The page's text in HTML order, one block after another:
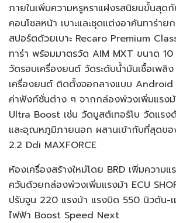
ภายในเพิ่มความหรูหราแฝงรสนิยมขั้นสุด
คอนโซลหน้า เบาะและชุดแต่งอาคันทาร่าย
สปอร์ตด้วยเบาะ Recaro Premium
ทาร่า พร้อมมาตรวัด AIM MXT ขนาด 10
วัดรอบเครื่องยนต์ วัดระดับน้ำมันเชื้อเพลิ
เครื่องยนต์ ติดตั้งจอกลางแบบ Android
ค่าฟังก์ชั่นต่าง ๆ จากกล่องพ่วงเพิ่มแรง
Ultra Boost เช่น วัดบูสต์เทอร์โบ วัดแรง
และอุณหภูมิภายนอก ผสานเข้ากับที่สุดขอ
2.2 Ddi MAXFORCE
ห้องเครื่องสร้างใหม่โดย BRD เพิ่มความแ
ควันด้วยกล่องพ่วงเพิ่มแรงม้า ECU
ปรับจูน 220 แรงม้า แรงบิด 550 นิวตัน-เ
ไฟฟ้า Boost Speed Next